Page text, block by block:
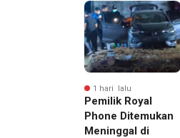
1 hari lalu
Pemilik Royal
Phone Ditemukan
Meninggal di